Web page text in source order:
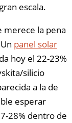
escala.
merece la pena
panel solar
hoy el 22-23%
silicio
a la de
esperar
28% dentro de